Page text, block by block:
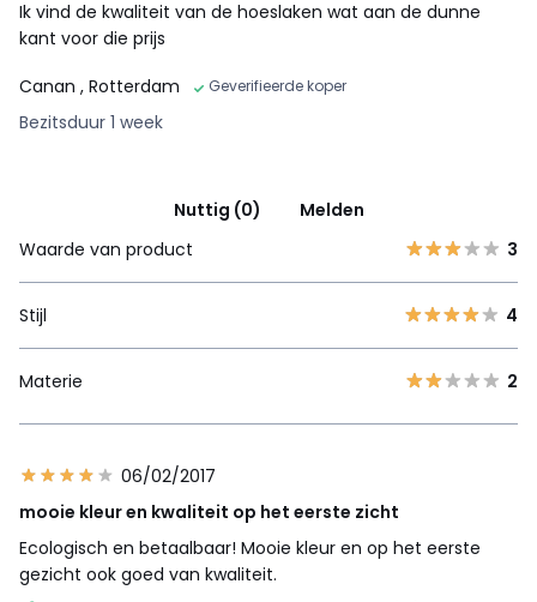
Ik vind de kwaliteit van de hoeslaken wat aan de dunne
kant voor die prijs
Canan , Rotterdam Geverifieerde koper
Bezitsduur 1 week
Nuttig (0)
Melden
Waarde van product
3
Stijl 4
Materie 2
06/02/2017
mooie kleur en kwaliteit op het eerste zicht
Ecologisch en betaalbaar! Mooie kleur en op het eerste
gezicht ook goed van kwaliteit.